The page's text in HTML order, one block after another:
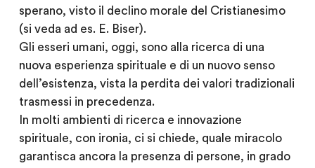
sperano, visto il declino morale del Cristianesimo
(si veda ad es. E. Biser).
Gli esseri umani, oggi, sono alla ricerca di una
nuova esperienza spirituale e di un nuovo senso
dell’esistenza, vista la perdita dei valori tradizionali
trasmessi in precedenza.
In molti ambienti di ricerca e innovazione
spirituale, con ironia, ci si chiede, quale miracolo
garantisca ancora la presenza di persone, in grado